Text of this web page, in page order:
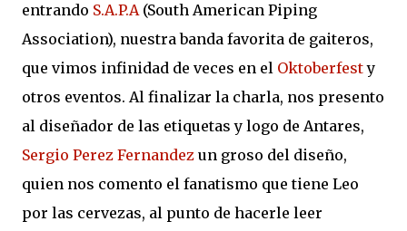
entrando S.A.P.A(South American Piping
Association), nuestra banda favorita de gaiteros,
que vimos infinidad de veces en el Oktoberfesty
otros eventos. Al finalizar la charla, nos presento
al diseñador de las etiquetas y logo de Antares,
Sergio Perez Fernandez un groso del diseño,
quien nos comento el fanatismo que tiene Leo
por las cervezas, al punto de hacerle leer